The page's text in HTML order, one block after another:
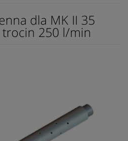
dla MK II 35
trocin 250 l/min